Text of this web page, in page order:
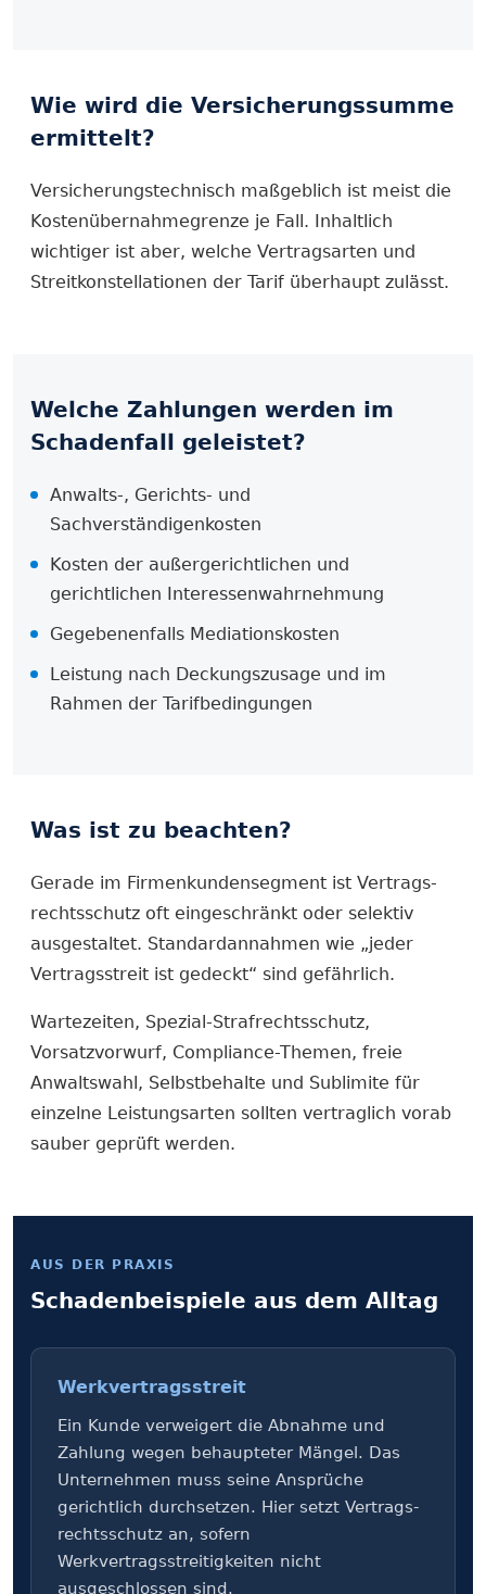
Wie wird die Versicherungs­summe
ermittelt?
Versicherungstechnisch maßgeblich ist meist die
Kostenübernahmegrenze je Fall. Inhaltlich
wichtiger ist aber, welche Vertragsarten und
Streitkonstellationen der Tarif überhaupt zulässt.
Welche Zahlungen werden im
Schadenfall geleistet?
Anwalts-, Gerichts- und
Sachverständigenkosten
Kosten der außergerichtlichen und
gerichtlichen Interessenwahrnehmung
Gegebenenfalls Mediationskosten
Leistung nach Deckungszusage und im
Rahmen der Tarifbedingungen
Was ist zu beachten?
Gerade im Firmenkundensegment ist Vertrags­
rechtsschutz oft eingeschränkt oder selektiv
ausgestaltet. Standardannahmen wie „jeder
Vertragsstreit ist gedeckt“ sind gefährlich.
Wartezeiten, Spezial-Strafrechts­schutz,
Vorsatzvorwurf, Compliance-Themen, freie
Anwaltswahl, Selbstbehalte und Sublimite für
einzelne Leistungsarten sollten vertraglich vorab
sauber geprüft werden.
AUS DER PRAXIS
Schaden­bei­spiele aus dem Alltag
Werkvertragsstreit
Ein Kunde verweigert die Abnahme und
Zahlung wegen behaupteter Mängel. Das
Unternehmen muss seine Ansprüche
gerichtlich durchsetzen. Hier setzt Vertrags­
rechtsschutz an, sofern
Werkvertragsstreitigkeiten nicht
ausgeschlossen sind.